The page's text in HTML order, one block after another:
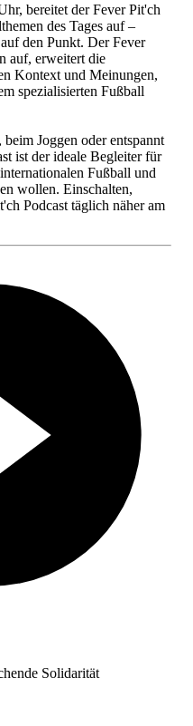
bereitet der Fever Pit'ch
des Tages auf –
den Punkt. Der Fever
auf, erweitert die
Kontext und Meinungen,
spezialisierten Fußball
Joggen oder entspannt
ist der ideale Begleiter für
Fußball und
wollen. Einschalten,
Podcast täglich näher am
Solidarität